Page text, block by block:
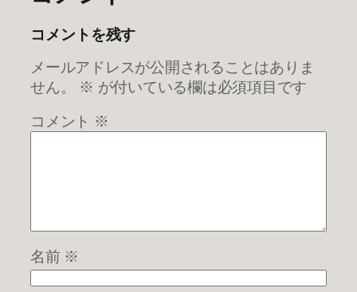
コメントを残す
メールアドレスが公開されることはありま
せん。
※ が付いている欄は必須項目です
コメント ※
名前 ※